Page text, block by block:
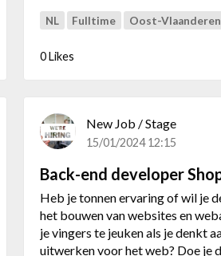
NL Fulltime Oost-Vlaanderen
0 Likes
New Job / Stage
15/01/2024 12:15
Back-end developer
Heb je tonnen ervaring of wil je
het bouwen van websites en
je vingers te jeuken als je denkt
uitwerken voor het web? Doe je